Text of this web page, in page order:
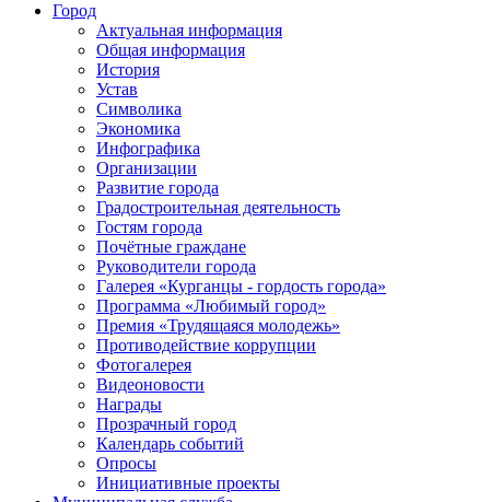
Город
Актуальная информация
Общая информация
История
Устав
Символика
Экономика
Инфографика
Организации
Развитие города
Градостроительная деятельность
Гостям города
Почётные граждане
Руководители города
Галерея «Курганцы - гордость города»
Программа «Любимый город»
Премия «Трудящаяся молодежь»
Противодействие коррупции
Фотогалерея
Видеоновости
Награды
Прозрачный город
Календарь событий
Опросы
Инициативные проекты